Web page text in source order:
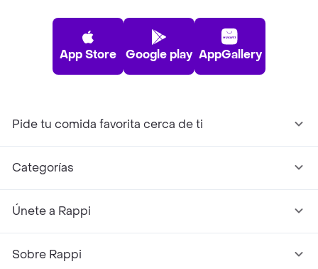
App Store Google play AppGallery
Pide tu comida favorita cerca de ti
Categorías
Únete a Rappi
Sobre Rappi